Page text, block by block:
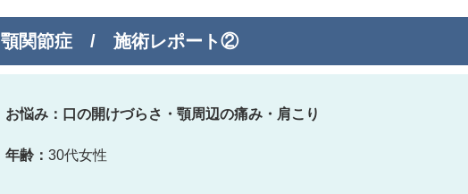
顎関節症 / 施術レポート②
お悩み：口の開けづらさ・顎周辺の痛み・肩こり
年齢： 30代女性